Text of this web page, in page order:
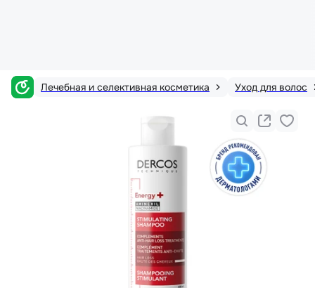
Лечебная и селективная косметика Уход для волос